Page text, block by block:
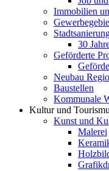
Immobilien
30
Geförderte
Neubau
Baustellen
Kommunale
Kultur und
Kunst und
Malerei